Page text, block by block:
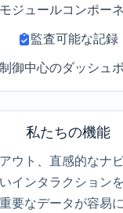
モジュールコンポー
監査可能な記録
制御中心のダッシュ
私たちの機能
ウト、直感的なナ
インタラクション
要なデータが容易